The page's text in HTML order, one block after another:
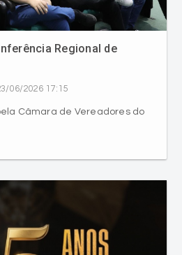
Regional de
06/2026 17:15
Câmara de Vereadores do